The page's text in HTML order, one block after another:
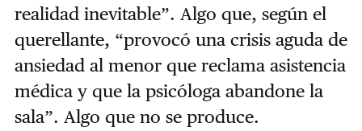
realidad inevitable”. Algo que, según el
querellante, “provocó una crisis aguda de
ansiedad al menor que reclama asistencia
médica y que la psicóloga abandone la
sala”. Algo que no se produce.